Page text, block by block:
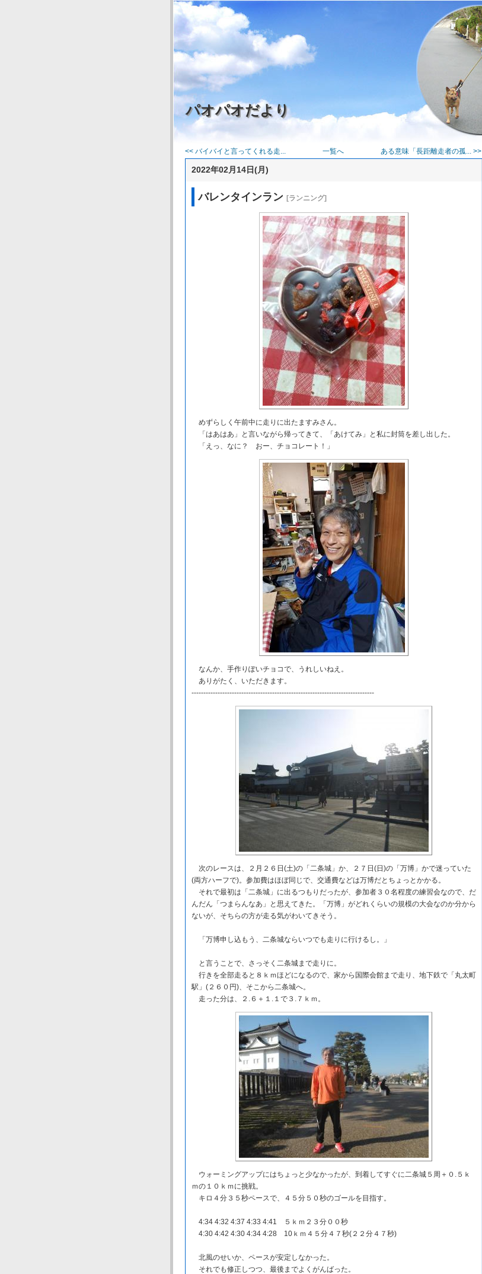
パオパオだより
<< バイバイと言ってくれる走... 一覧へ ある意味「長距離走者の孤... >>
2022年02月14日(月)
バレンタインラン [ランニング]
めずらしく午前中に走りに出たますみさん。
「はあはあ」と言いながら帰ってきて、「あけてみ」と私に封筒を差し出した。
「えっ、なに？ おー、チョコレート！」
なんか、手作りぽいチョコで、うれしいねえ。
ありがたく、いただきます。
-----------------------------------------------------------------------------
次のレースは、２月２６日(土)の「二条城」か、２７日(日)の「万博」かで迷っていた
(両方ハーフで)。参加費はほぼ同じで、交通費などは万博だとちょっとかかる。
それで最初は「二条城」に出るつもりだったが、参加者３０名程度の練習会なので、だ
んだん「つまらんなあ」と思えてきた。「万博」がどれくらいの規模の大会なのか分から
ないが、そちらの方が走る気がわいてきそう。
「万博申し込もう、二条城ならいつでも走りに行けるし。」
と言うことで、さっそく二条城まで走りに。
行きを全部走ると８ｋｍほどになるので、家から国際会館まで走り、地下鉄で「丸太町
駅」(２６０円)、そこから二条城へ。
走った分は、２.６＋１.１で３.７ｋｍ。
ウォーミングアップにはちょっと少なかったが、到着してすぐに二条城５周＋０.５ｋ
ｍの１０ｋｍに挑戦。
キロ４分３５秒ペースで、４５分５０秒のゴールを目指す。
4:34 4:32 4:37 4:33 4:41 ５ｋｍ２３分００秒
4:30 4:42 4:30 4:34 4:28 10ｋｍ４５分４７秒(２２分４７秒)
北風のせいか、ペースが安定しなかった。
それでも修正しつつ、最後までよくがんばった。